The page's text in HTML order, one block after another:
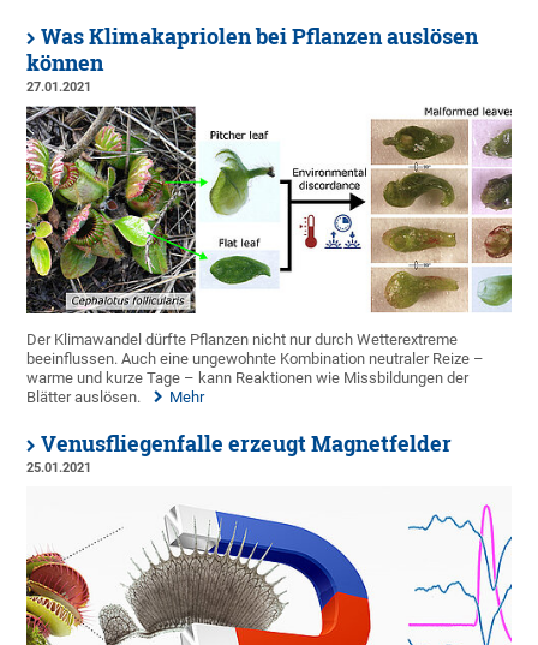
Was Klimakapriolen bei Pflanzen auslösen
können
27.01.2021
Der Klimawandel dürfte Pflanzen nicht nur durch Wetterextreme
beeinflussen. Auch eine ungewohnte Kombination neutraler Reize –
warme und kurze Tage – kann Reaktionen wie Missbildungen der
Blätter auslösen.
Mehr
Venusfliegenfalle erzeugt Magnetfelder
25.01.2021